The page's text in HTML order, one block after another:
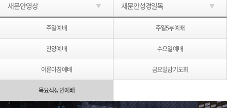
주일예배 주일5부예배
찬양예배 수요일예배
이른아침예배 금요일밤기도회
목요직장인예배
새문안영상 새문안성경일독